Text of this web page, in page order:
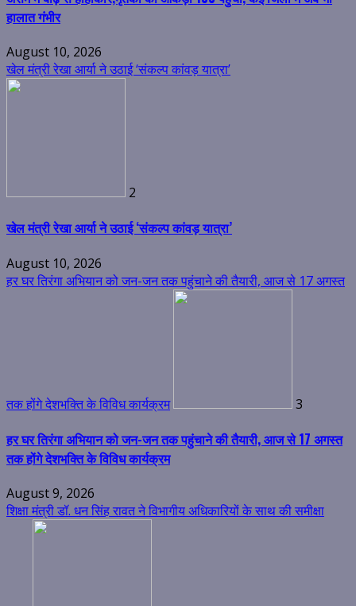
हालात गंभीर
August 10, 2026
खेल मंत्री रेखा आर्या ने उठाई ‘संकल्प कांवड़ यात्रा’
2
खेल मंत्री रेखा आर्या ने उठाई ‘संकल्प कांवड़ यात्रा’
August 10, 2026
हर घर तिरंगा अभियान को जन-जन तक पहुंचाने की तैयारी, आज से 17 अगस्त
तक होंगे देशभक्ति के विविध कार्यक्रम 3
हर घर तिरंगा अभियान को जन-जन तक पहुंचाने की तैयारी, आज से 17 अगस्त
तक होंगे देशभक्ति के विविध कार्यक्रम
August 9, 2026
शिक्षा मंत्री डॉ. धन सिंह रावत ने विभागीय अधिकारियों के साथ की समीक्षा